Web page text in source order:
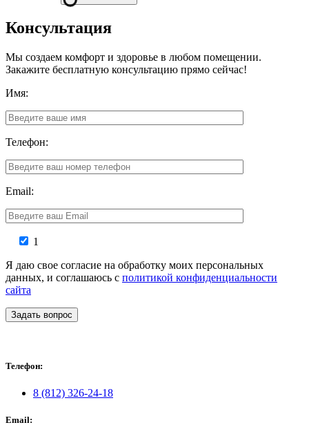
Консультация
Мы создаем комфорт и здоровье в любом помещении.
Закажите бесплатную консультацию прямо сейчас!
Имя:
Телефон:
Email:
1
Я даю свое согласие на обработку моих персональных
данных, и соглашаюсь с политикой конфиденциальности
сайта
Задать вопрос
Телефон:
8 (812) 326-24-18
Email: